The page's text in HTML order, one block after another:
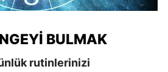
BULMAK
rutinlerinizi